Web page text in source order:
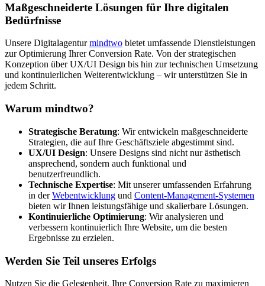
Maßgeschneiderte Lösungen für Ihre digitalen
Bedürfnisse
Unsere Digitalagenturmindtwo bietet umfassende Dienstleistungen
zur Optimierung Ihrer Conversion Rate. Von der strategischen
Konzeption über UX/UI Design bis hin zur technischen Umsetzung
und kontinuierlichen Weiterentwicklung – wir unterstützen Sie in
jedem Schritt.
Warum mindtwo?
Strategische Beratung: Wir entwickeln maßgeschneiderte
Strategien, die auf Ihre Geschäftsziele abgestimmt sind.
UX/UI Design: Unsere Designs sind nicht nur ästhetisch
ansprechend, sondern auch funktional und
benutzerfreundlich.
Technische Expertise: Mit unserer umfassenden Erfahrung
in derWebentwicklung und Content-Management-Systemen
bieten wir Ihnen leistungsfähige und skalierbare Lösungen.
Kontinuierliche Optimierung: Wir analysieren und
verbessern kontinuierlich Ihre Website, um die besten
Ergebnisse zu erzielen.
Werden Sie Teil unseres Erfolgs
Nutzen Sie die Gelegenheit, Ihre Conversion Rate zu maximieren